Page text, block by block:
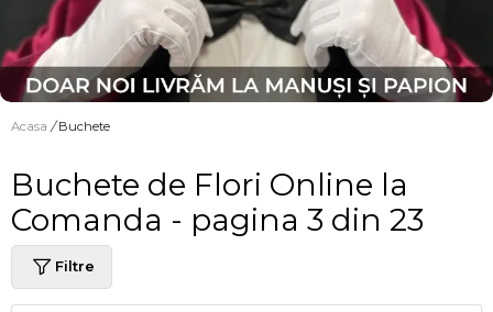
Acasa / Buchete
Buchete de Flori Online la
Comanda - pagina 3 din 23
Filtre